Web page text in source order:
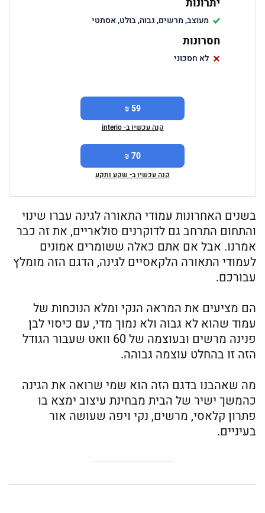
יתרונות
מעוצב, מרשים, גבוה, בולט, אסתטי
חסרונות
לא חסכוני
59 ₪
קנה עכשיו ב- interio
70 ₪
קנה עכשיו ב- שקע ותקע
בשנים האחרונות עמודי התאורה לגינה עברו שינוי
והתחום התרחב גם לדוקרנים סולאריים, את זה כבר
אמרנו. אבל אם אתם כאלה ששומרים אמונים
לעמודי התאורה הלקאסיים לגינה, הדגם הזה מומלץ
עבורכם.
הם מציעים את המראה הנקי ומלא הנוכחות של
עמוד שהוא לא גבוה ולא נמוך מדי, עם כיסוי לבן
פנינה מרשים ובעוצמה של 60 וואט שעבור הגודל
הזה זו בהחלט עוצמה גבוהה.
מה שאהבנו בדגם הזה הוא שמי שרואה את הגינה
כהמשך ישיר של הבית מבחינת עיצוב ימצא בו
פתרון קלאסי, מרשים, נקי ויפה שעושה אור
בעיניים.